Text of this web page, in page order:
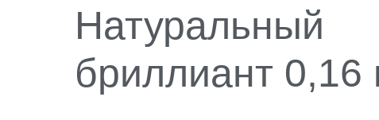
Натуральный
бриллиант 0,16